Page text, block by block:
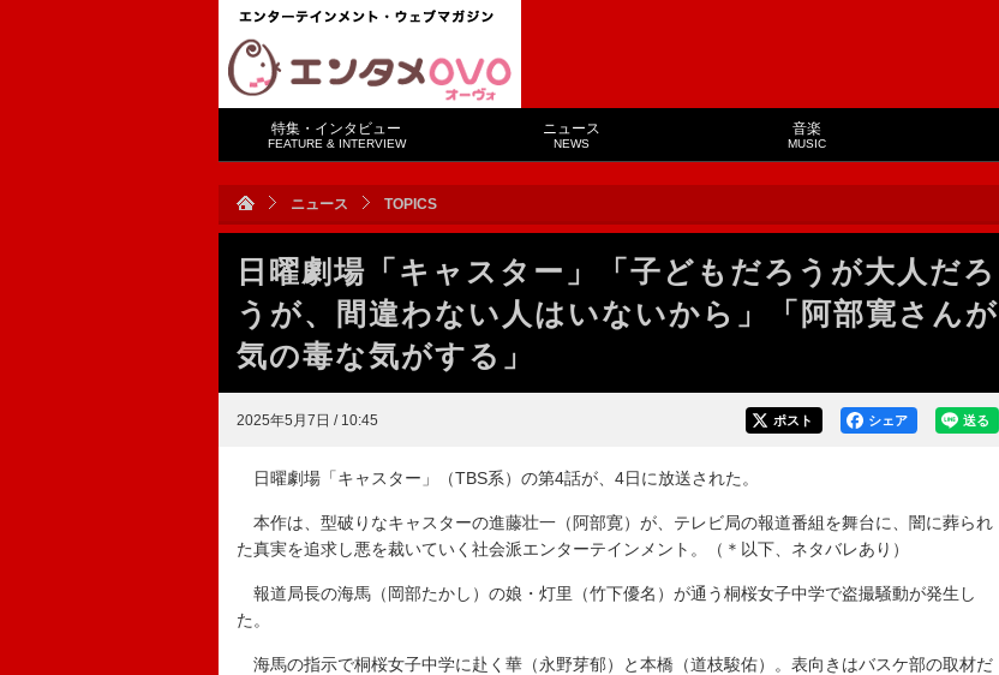
特集・インタビュー
FEATURE & INTERVIEW
ニュース
NEWS
音楽
MUSIC
ニュース TOPICS
日曜劇場「キャスター」「子どもだろうが大人だろ
うが、間違わない人はいないから」「阿部寛さんが
気の毒な気がする」
2025年5月7日 / 10:45 送る
シェア
ポスト
日曜劇場「キャスター」（TBS系）の第4話が、4日に放送された。
本作は、型破りなキャスターの進藤壮一（阿部寛）が、テレビ局の報道番組を舞台に、闇に葬られ
た真実を追求し悪を裁いていく社会派エンターテインメント。（＊以下、ネタバレあり）
報道局長の海馬（岡部たかし）の娘・灯里（竹下優名）が通う桐桜女子中学で盗撮騒動が発生し
た。
海馬の指示で桐桜女子中学に赴く華（永野芽郁）と本橋（道枝駿佑）。表向きはバスケ部の取材だ